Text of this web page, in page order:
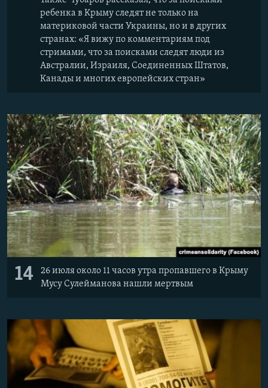
ребенка в Крыму следят не только на
материковой части Украины, но и в других
странах: «Я вижу по комментариям под
стримами, что за поисками следят люди из
Австралии, Израиля, Соединенных Штатов,
Канады и многих европейских стран»
14
26 июля около 11 часов утра пропавшего в Крыму
Мусу Сулейманова нашли мертвым